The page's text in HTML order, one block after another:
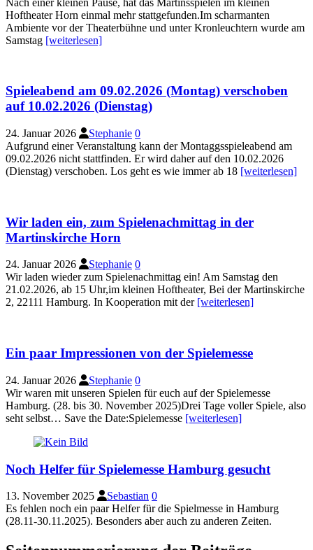
Hoftheater Horn einmal mehr stattgefunden.Im scharmanten
Ambiente vor der Theaterbühne und unter Kronleuchtern wurde am
Samstag [weiterlesen]
Spieleabend am 09.02.2026 (Montag) verschoben
auf 10.02.2026 (Dienstag)
24. Januar 2026 Stephanie 0
Aufgrund einer Veranstaltung kann der Montaggsspieleabend am
09.02.2026 nicht stattfinden. Er wird daher auf den 10.02.2026
(Dienstag) verschoben. Los geht es wie immer ab 18 [weiterlesen]
Wir laden ein, zum Spielenachmittag in der
Martinskirche Horn
24. Januar 2026 Stephanie 0
Wir laden wieder zum Spielenachmittag ein! Am Samstag den
21.02.2026, ab 15 Uhr,im kleinen Hoftheater, Bei der Martinskirche
2, 22111 Hamburg. In Kooperation mit der [weiterlesen]
Ein paar Impressionen von der Spielemesse
24. Januar 2026 Stephanie 0
Wir waren mit unseren Spielen für euch auf der Spielemesse
Hamburg. (28. bis 30. November 2025)Drei Tage voller Spiele, also
seht selbst… Save the Date:Spielemesse [weiterlesen]
Noch Helfer für Spielemesse Hamburg gesucht
13. November 2025 Sebastian 0
Es fehlen noch ein paar Helfer für die Spielmesse in Hamburg
(28.11-30.11.2025). Besonders aber auch zu anderen Zeiten.